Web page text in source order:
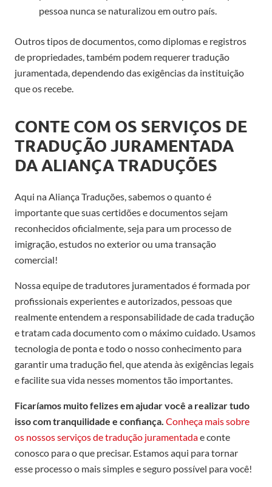
pessoa nunca se naturalizou em outro país.
Outros tipos de documentos, como diplomas e registros
de propriedades, também podem requerer tradução
juramentada, dependendo das exigências da instituição
que os recebe.
CONTE COM OS SERVIÇOS DE
TRADUÇÃO JURAMENTADA
DA ALIANÇA TRADUÇÕES
Aqui na Aliança Traduções, sabemos o quanto é
importante que suas certidões e documentos sejam
reconhecidos oficialmente, seja para um processo de
imigração, estudos no exterior ou uma transação
comercial!
Nossa equipe de tradutores juramentados é formada por
profissionais experientes e autorizados, pessoas que
realmente entendem a responsabilidade de cada tradução
e tratam cada documento com o máximo cuidado. Usamos
tecnologia de ponta e todo o nosso conhecimento para
garantir uma tradução fiel, que atenda às exigências legais
e facilite sua vida nesses momentos tão importantes.
Ficaríamos muito felizes em ajudar você a realizar tudo
isso com tranquilidade e confiança. Conheça mais sobre
os nossos serviços de tradução juramentadae conte
conosco para o que precisar. Estamos aqui para tornar
esse processo o mais simples e seguro possível para você!